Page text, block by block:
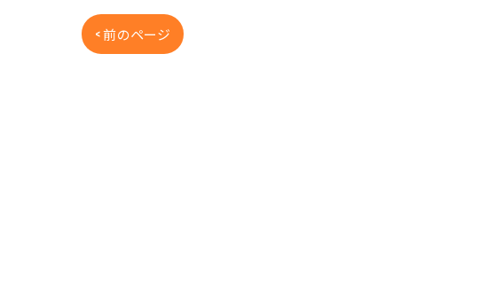
< 前のページ